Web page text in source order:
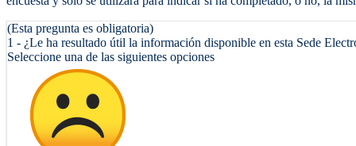
(Esta pregunta es obligatoria)
1 - ¿Le ha resultado útil la información disponible en esta Sede
Seleccione una de las siguientes opciones